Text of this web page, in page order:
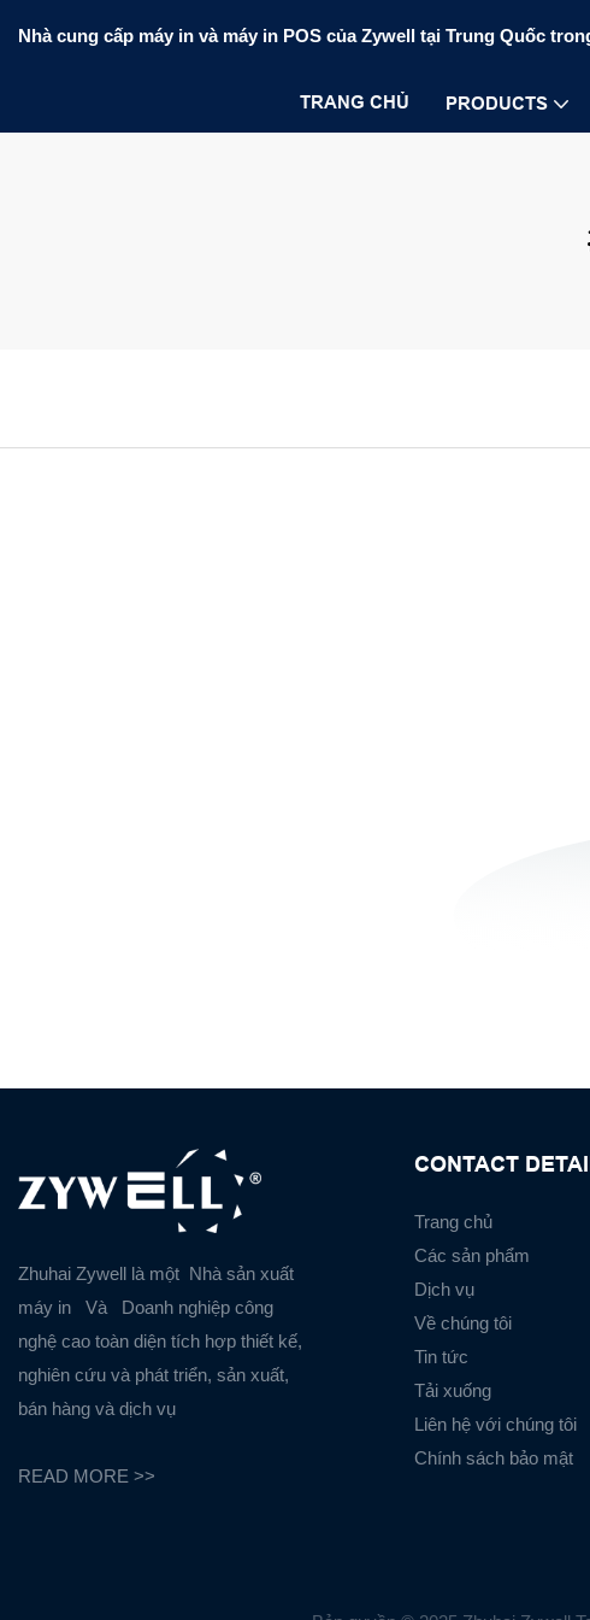
Nhà cung cấp máy in và máy in POS của Zywell tại Trung Quốc
TRANG CHỦ PRODUCTS
Zhuhai Zywell là một Nhà sản xuất
máy in
Và
Doanh nghiệp công
nghệ cao toàn diện tích hợp thiết kế,
nghiên cứu và phát triển, sản xuất,
bán hàng và dịch vụ
READ MORE >>
CONTACT
Trang chủ
Các sản phẩm
Dịch vụ
Về chúng tôi
Tin tức
Tải xuống
Liên hệ với chúng tôi
Chính sách bảo mật